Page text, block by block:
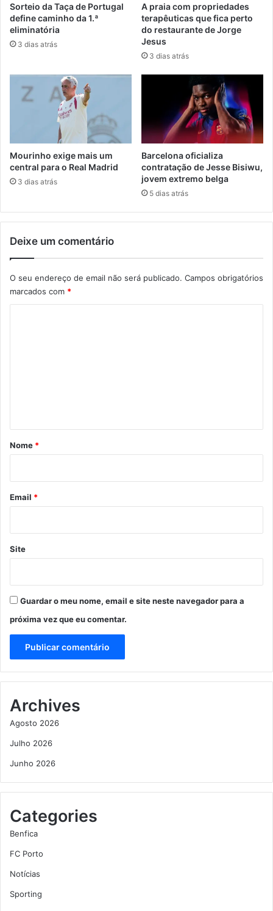
Sorteio da Taça de Portugal
define caminho da 1.ª
eliminatória
3 dias atrás
A praia com propriedades
terapêuticas que fica perto
do restaurante de Jorge
Jesus
3 dias atrás
Mourinho exige mais um
central para o Real Madrid
3 dias atrás
Barcelona oficializa
contratação de Jesse Bisiwu,
jovem extremo belga
5 dias atrás
Deixe um comentário
O seu endereço de email não será publicado. Campos obrigatórios
marcados com *
r
*
Nome *
Email *
Site
Guardar o meu nome, email e site neste navegador para a
próxima vez que eu comentar.
Archives
Agosto 2026
Julho 2026
Junho 2026
Categories
Benfica
FC Porto
Notícias
Sporting